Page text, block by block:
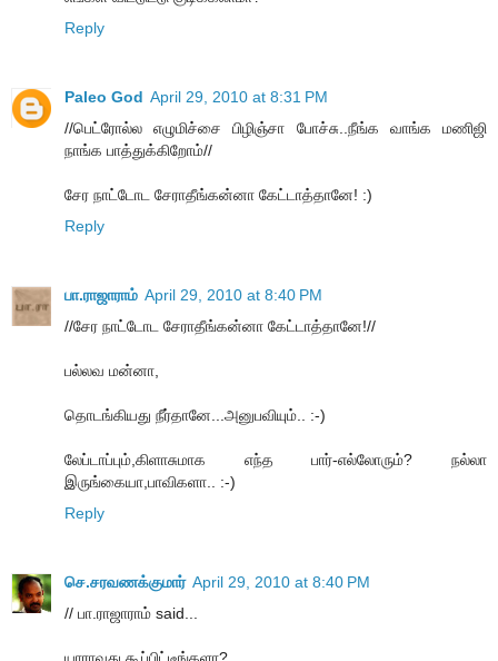
Reply
Paleo God April 29, 2010 at 8:31 PM
//பெட்ரோல்ல எழுமிச்சை பிழிஞ்சா போச்சு..நீங்க வாங்க மணிஜி
நாங்க பாத்துக்கிறோம்//
சேர நாட்டோட சேராதீங்கன்னா கேட்டாத்தானே! :)
Reply
பா.ராஜாராம் April 29, 2010 at 8:40 PM
//சேர நாட்டோட சேராதீங்கன்னா கேட்டாத்தானே!//
பல்லவ மன்னா,
தொடங்கியது நீர்தானே...அனுபவியும்.. :-)
லேப்டாப்பும்,கிளாசுமாக எந்த பார்-எல்லோரும்? நல்லா
இருங்கையா,பாவிகளா.. :-)
Reply
செ.சரவணக்குமார் April 29, 2010 at 8:40 PM
// பா.ராஜாராம் said...
யாராவது கூப்பிட்டீங்களா?